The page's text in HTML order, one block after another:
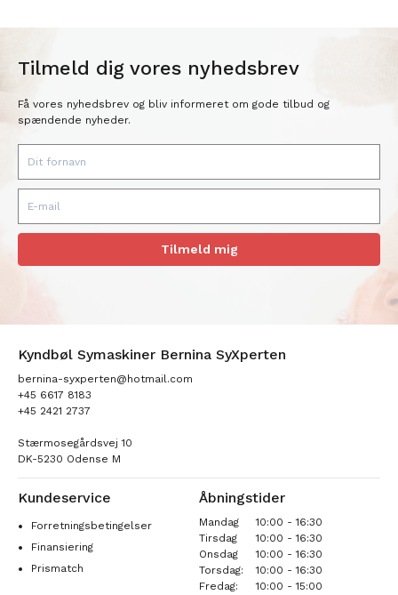
Tilmeld dig vores nyhedsbrev
Få vores nyhedsbrev og bliv informeret om gode tilbud og
spændende nyheder.
Tilmeld mig
Kyndbøl Symaskiner Bernina SyXperten
bernina-syxperten@hotmail.com
+45 6617 8183
+45 2421 2737
Stærmosegårdsvej 10
DK-5230 Odense M
Kundeservice
Forretningsbetingelser
Finansiering
Prismatch
Åbningstider
Mandag
10:00 - 16:30
Tirsdag
10:00 - 16:30
Onsdag
10:00 - 16:30
Torsdag:
10:00 - 16:30
Fredag:
10:00 - 15:00